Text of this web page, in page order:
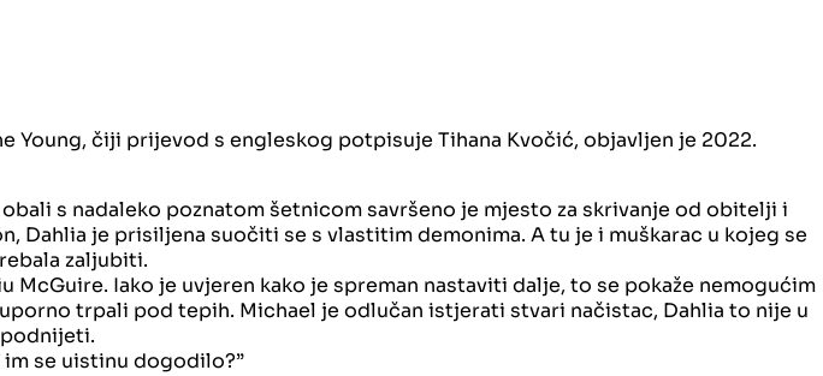
Young, čiji prijevod s engleskog potpisuje Tihana Kvočić, objavljen je 2022.
s nadaleko poznatom šetnicom savršeno je mjesto za skrivanje od obitelji i
je prisiljena suočiti se s vlastitim demonima. A tu je i muškarac u kojeg se
zaljubiti.
Iako je uvjeren kako je spreman nastaviti dalje, to se pokaže nemogućim
trpali pod tepih. Michael je odlučan istjerati stvari načistac, Dahlia to nije u
se uistinu dogodilo?”